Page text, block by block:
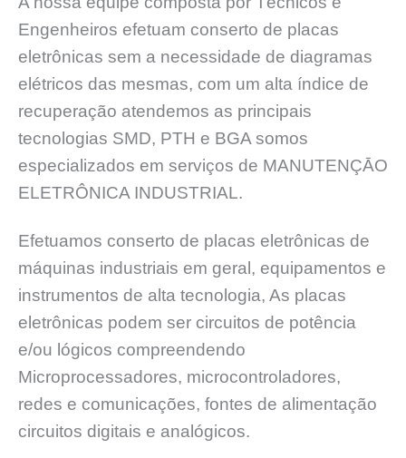
Engenheiros efetuam conserto de placas
eletrônicas sem a necessidade de diagramas
elétricos das mesmas, com um alta índice de
recuperação atendemos as principais
tecnologias SMD, PTH e BGA somos
especializados em serviços de MANUTENÇĀO
ELETRÔNICA INDUSTRIAL.
Efetuamos conserto de placas eletrônicas de
máquinas industriais em geral, equipamentos e
instrumentos de alta tecnologia, As placas
eletrônicas podem ser circuitos de potência
e/ou lógicos compreendendo
Microprocessadores, microcontroladores,
redes e comunicações, fontes de alimentação
circuitos digitais e analógicos.